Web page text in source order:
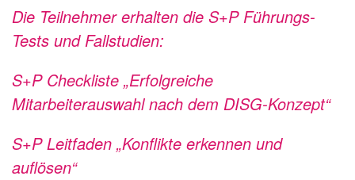
Die Teilnehmer erhalten die S+P Führungs-
Tests und Fallstudien:
S+P Checkliste „Erfolgreiche
Mitarbeiterauswahl nach dem DISG-Konzept“
S+P Leitfaden „Konflikte erkennen und
auflösen“